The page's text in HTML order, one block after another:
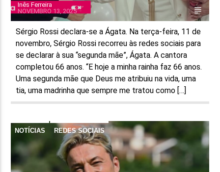
Inês Ferreira
NOVEMBRO 13, 2025
Sérgio Rossi declara-se a Ágata. Na terça-feira, 11 de
novembro, Sérgio Rossi recorreu às redes sociais para
se declarar à sua “segunda mãe”, Ágata. A cantora
completou 66 anos. “E hoje a minha rainha faz 66 anos.
Uma segunda mãe que Deus me atribuiu na vida, uma
tia, uma madrinha que sempre me tratou como […]
NOTÍCIAS REDES SOCIAIS